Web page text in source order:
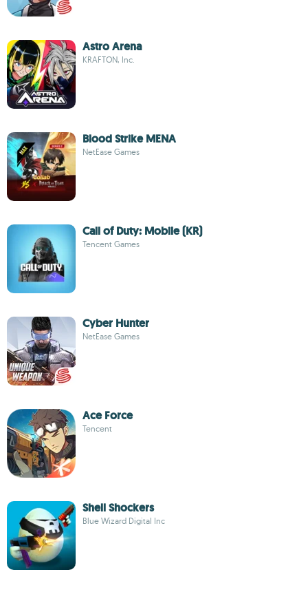
Astro Arena
KRAFTON, Inc.
Blood Strike MENA
NetEase Games
Call of Duty: Mobile (KR)
Tencent Games
Cyber Hunter
NetEase Games
Ace Force
Tencent
Shell Shockers
Blue Wizard Digital Inc